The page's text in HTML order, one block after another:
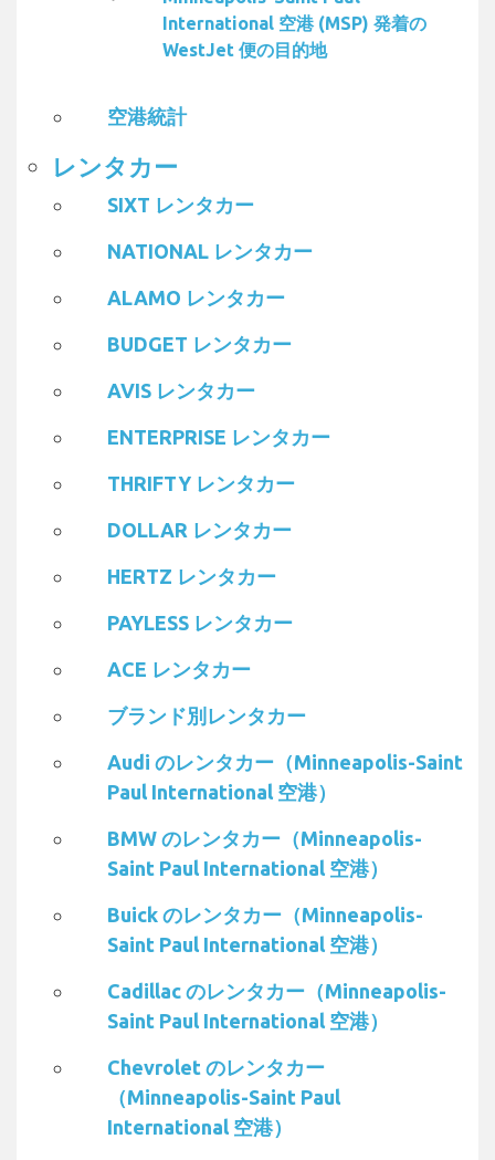
International 空港 (MSP) 発着の
WestJet 便の目的地
空港統計
レンタカー
SIXT レンタカー
NATIONAL レンタカー
ALAMO レンタカー
BUDGET レンタカー
AVIS レンタカー
ENTERPRISE レンタカー
THRIFTY レンタカー
DOLLAR レンタカー
HERTZ レンタカー
PAYLESS レンタカー
ACE レンタカー
ブランド別レンタカー
Audi のレンタカー（Minneapolis-Saint
Paul International 空港）
BMW のレンタカー（Minneapolis-
Saint Paul International 空港）
Buick のレンタカー（Minneapolis-
Saint Paul International 空港）
Cadillac のレンタカー（Minneapolis-
Saint Paul International 空港）
Chevrolet のレンタカー
（Minneapolis-Saint Paul
International 空港）